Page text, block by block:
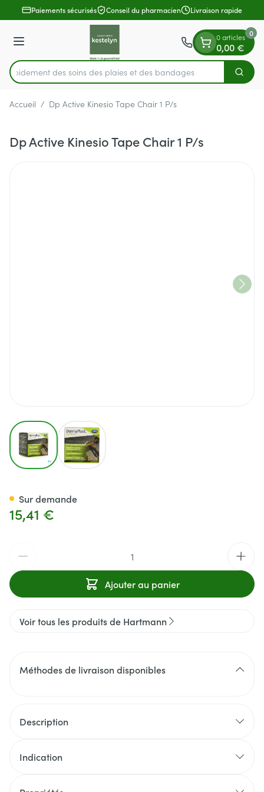
Aller au contenu
1 de 1
Paiements sécurisés Conseil du pharmacien Livraison rapide
Menu
Rechercher
rapidement des soins des plaies et des bandages
0 articles
0,00 €
0
Accueil / Dp Active Kinesio Tape Chair 1 P/s
Dp Active Kinesio Tape Chair 1 P/s
View larger imageView larger image
15,41 €
Ajouter au panier
Sur demande
Voir tous les produits de Hartmann
Méthodes de livraison disponibles
Description
Indication